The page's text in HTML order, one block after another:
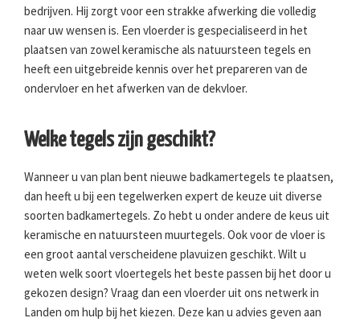
bedrijven. Hij zorgt voor een strakke afwerking die volledig
naar uw wensen is. Een vloerder is gespecialiseerd in het
plaatsen van zowel keramische als natuursteen tegels en
heeft een uitgebreide kennis over het prepareren van de
ondervloer en het afwerken van de dekvloer.
Welke tegels zijn geschikt?
Wanneer u van plan bent nieuwe badkamertegels te plaatsen,
dan heeft u bij een tegelwerken expert de keuze uit diverse
soorten badkamertegels. Zo hebt u onder andere de keus uit
keramische en natuursteen muurtegels. Ook voor de vloer is
een groot aantal verscheidene plavuizen geschikt. Wilt u
weten welk soort vloertegels het beste passen bij het door u
gekozen design? Vraag dan een vloerder uit ons netwerk in
Landen om hulp bij het kiezen. Deze kan u advies geven aan